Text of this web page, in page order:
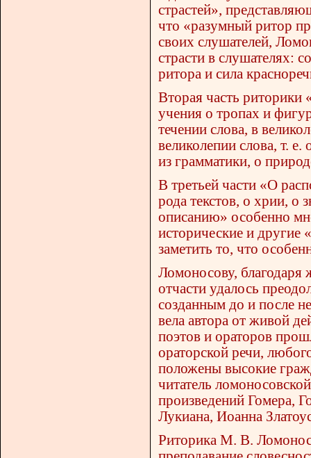
страстей»,
что «разумный ритор
своих слушателей,
страсти в слушателях:
ритора и сила
Вторая часть
учения о тропах и
течении слова, в
великолепии слова, т.
из грамматики, о
В третьей части «О
рода текстов, о хрии, о
описанию» особенно
исторические и другие
заметить то, что
Ломоносову,
отчасти удалось
созданным до и после
вела автора от живой
поэтов и ораторов
ораторской речи,
положены высокие
читатель
произведений Гомера,
Лукиана, Иоанна
Риторика М. В.